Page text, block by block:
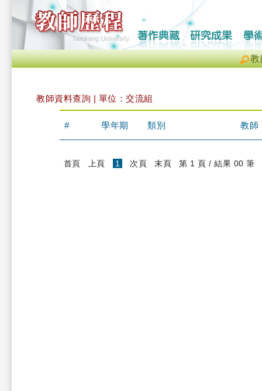
教
教師資料查詢 | 單位：交流組
# 學年期 類別 教師
首頁 上頁 1 (current)
次頁 末頁 第 1 頁 / 結果 00 筆